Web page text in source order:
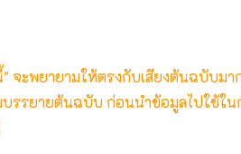
จะพยายามให้ตรงกับเสียงต้นฉบับม
รรยายต้นฉบับ ก่อนนำข้อมูลไปใช้ใน